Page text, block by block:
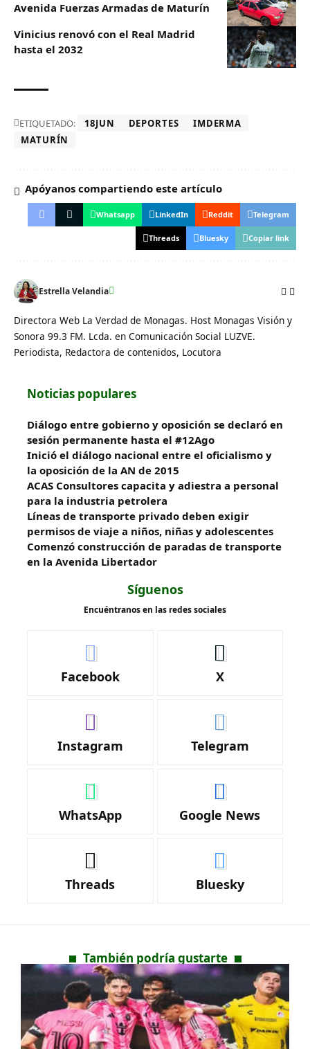
Avenida Fuerzas Armadas de Maturín
Vinicius renovó con el Real Madrid
hasta el 2032
ETIQUETADO: 18JUN DEPORTES
IMDERMA
MATURÍN
Apóyanos compartiendo este artículo
Whatsapp LinkedIn Reddit Telegram
Threads Bluesky Copiar link
Estrella Velandia
Directora Web La Verdad de Monagas. Host Monagas Visión y
Sonora 99.3 FM. Lcda. en Comunicación Social LUZVE.
Periodista, Redactora de contenidos, Locutora
Noticias populares
Diálogo entre gobierno y oposición se declaró en
sesión permanente hasta el #12Ago
Inició el diálogo nacional entre el oficialismo y
la oposición de la AN de 2015
ACAS Consultores capacita y adiestra a personal
para la industria petrolera
Líneas de transporte privado deben exigir
permisos de viaje a niños, niñas y adolescentes
​Comenzó construcción de paradas de transporte
en la Avenida Libertador
Síguenos
Encuéntranos en las redes sociales
Facebook X
Instagram Telegram
WhatsApp Google News
Threads Bluesky
También podría gustarte